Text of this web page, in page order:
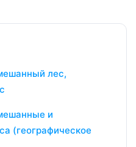
лес,
и
(географическое